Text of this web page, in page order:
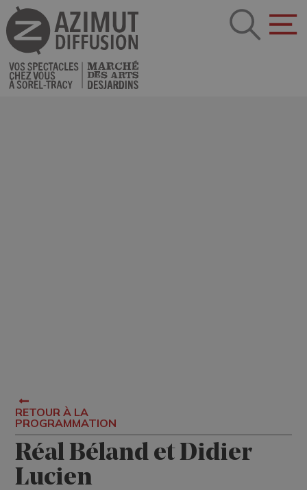
RETOUR À LA
PROGRAMMATION
Réal Béland et Didier
Lucien